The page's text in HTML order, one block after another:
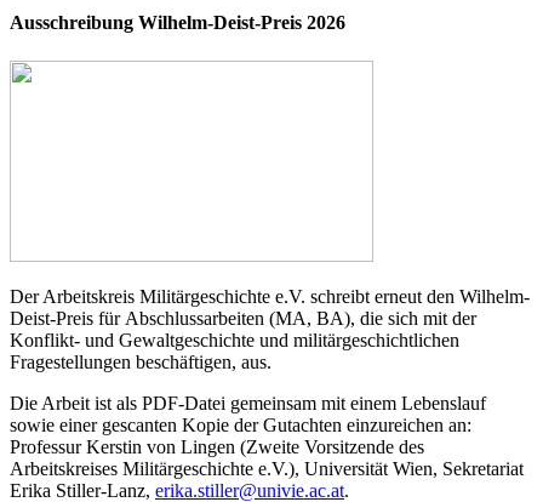
Ausschreibung Wilhelm-Deist-Preis 2026
Der Arbeitskreis Militärgeschichte e.V. schreibt erneut den Wilhelm-
Deist-Preis für Abschlussarbeiten (MA, BA), die sich mit der
Konflikt- und Gewaltgeschichte und militärgeschichtlichen
Fragestellungen beschäftigen, aus.
Die Arbeit ist als PDF-Datei gemeinsam mit einem Lebenslauf
sowie einer gescanten Kopie der Gutachten einzureichen an:
Professur Kerstin von Lingen (Zweite Vorsitzende des
Arbeitskreises Militärgeschichte e.V.), Universität Wien, Sekretariat
Erika Stiller-Lanz, erika.stiller@univie.ac.at.